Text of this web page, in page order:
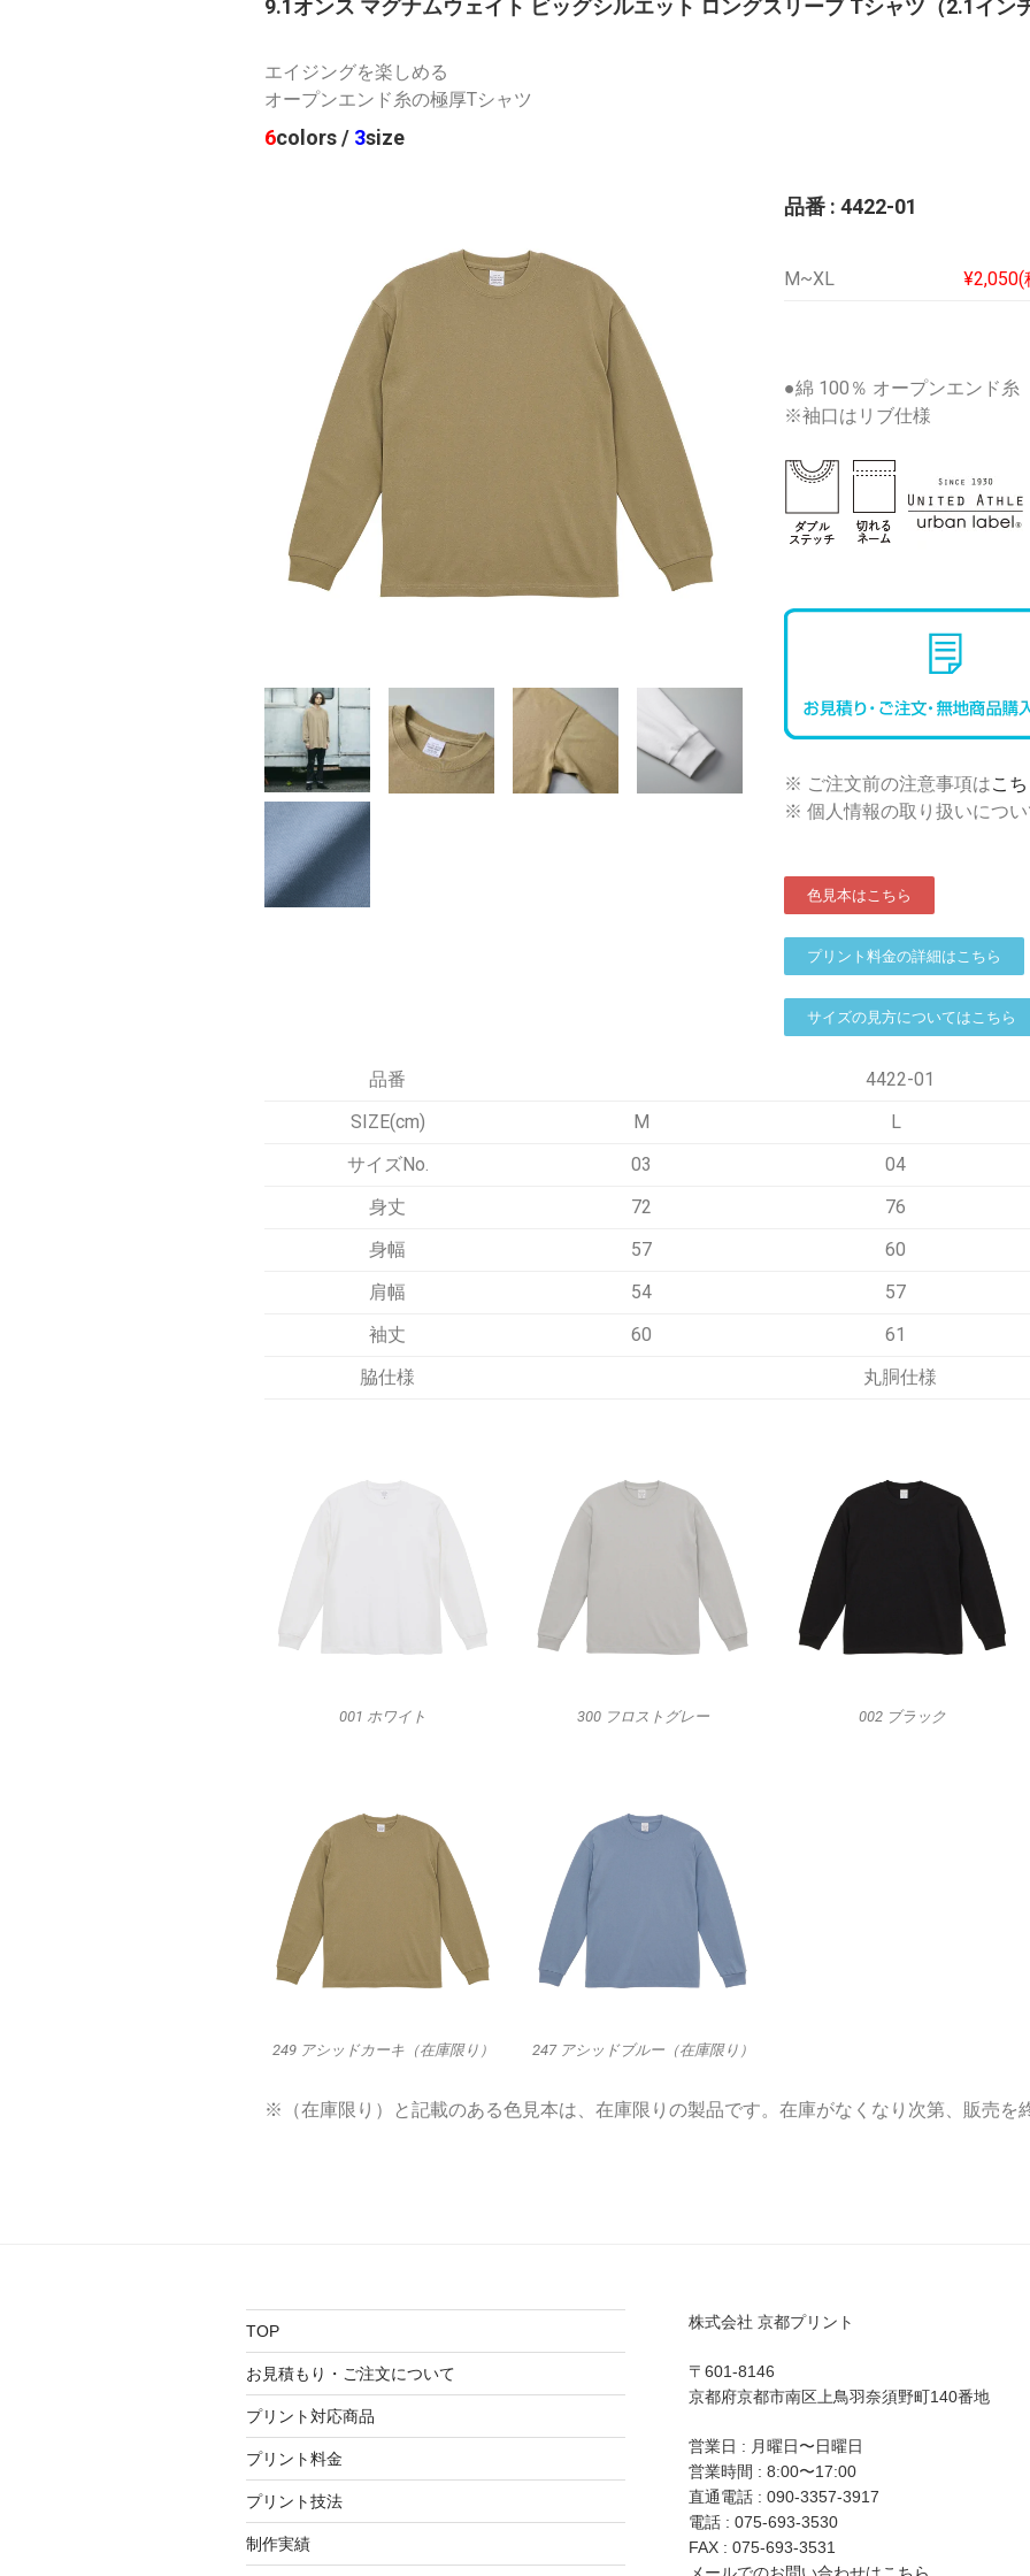
9.1オンス マグナムウェイト ビッグシルエット ロングスリーブ Tシャツ（2.1イン
エイジングを楽しめる
オープンエンド糸の極厚Tシャツ
6colors / 3size
品番 : 4422-01
M~XL ¥2,050(
●綿 100％ オープンエンド糸
※袖口はリブ仕様
※ ご注文前の注意事項はこ
※ 個人情報の取り扱いにつ
色見本はこちら
プリント料金の詳細はこちら
サイズの見方についてはこちら
品番
4422-01
SIZE(cm)
M L
サイズNo.
03 04
身丈
72 76
身幅
57 60
肩幅
54 57
袖丈
60 61
脇仕様
丸胴仕様
001 ホワイト 300 フロストグレー 002 ブラック
249 アシッドカーキ（在庫限り） 247 アシッドブルー（在庫限り）
※（在庫限り）と記載のある色見本は、在庫限りの製品です。在庫がなくなり次第、販売を
TOP
お見積もり・ご注文について
プリント対応商品
プリント料金
プリント技法
制作実績
株式会社 京都プリント
〒601-8146
京都府京都市南区上鳥羽奈須野町140番地
営業日 : 月曜日〜日曜日
営業時間 : 8:00〜17:00
直通電話 : 090-3357-3917
電話 : 075-693-3530
FAX : 075-693-3531